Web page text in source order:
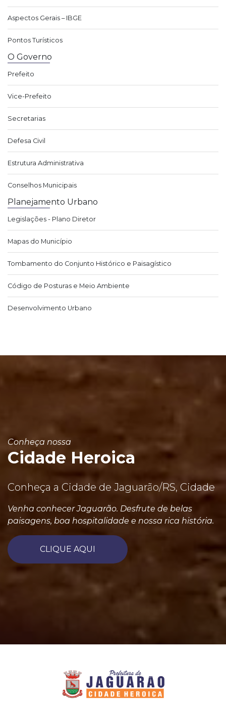
Aspectos Gerais – IBGE
Pontos Turísticos
O Governo
Prefeito
Vice-Prefeito
Secretarias
Defesa Civil
Estrutura Administrativa
Conselhos Municipais
Planejamento Urbano
Legislações - Plano Diretor
Mapas do Município
Tombamento do Conjunto Histórico e Paisagístico
Código de Posturas e Meio Ambiente
Desenvolvimento Urbano
Conheça nossa
Cidade Heroica
Conheça a Cidade de Jaguarão/RS, Cidade
Venha conhecer Jaguarão. Desfrute de belas
paisagens, boa hospitalidade e nossa rica história.
CLIQUE AQUI